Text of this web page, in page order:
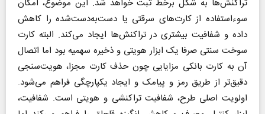
تراکنش‌ها به شکل برخط ثبت خواهد شد. این موضوع، امکان
سوءاستفاده از کارت‌های سرقتی یا دست‌به‌دست‌شده را کاهش
داده و شفافیت بیشتری در تراکنش‌ها ایجاد می‌کند. البته کارت
سوخت سنتی صرفا یک ابزار هویتی و ذخیره سهمیه بود اما اتصال
آن به کارت بانکی مزایایی چون حذف کارت مجزا، هویت‌سنجی
دقیق‌تر از طریق رمز و پیامک و ایجاد یکپارچگی فراهم می‌شود.
اولویت اصلی طرح، شفافیت تراکنشی و هویتی است. شفافیت،